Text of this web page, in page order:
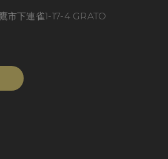
市下連雀1-17-4 GRATO